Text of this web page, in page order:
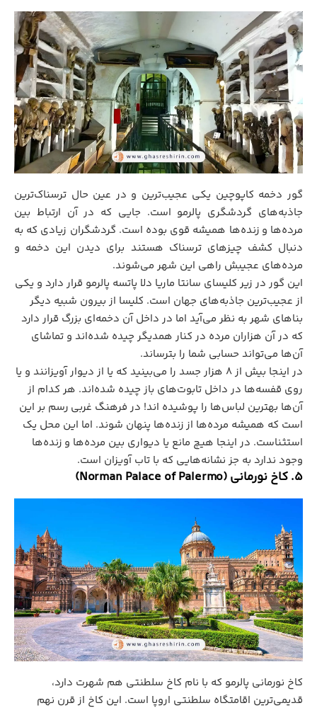
گور دخمه کاپوچین یکی عجیب‌ترین و در عین حال ترسناک‌ترین
جاذبه‌های گردشگری پالرمو است. جایی که در آن ارتباط بین
مرده‌ها و زنده‌ها همیشه قوی بوده است. گردشگران زیادی که به
دنبال کشف چیزهای ترسناک هستند برای دیدن این دخمه و
مرده‌های عجیبش راهی این شهر می‌شوند.
این گور در زیر کلیسای سانتا ماریا دلا پاتسه پالرمو قرار دارد و یکی
از عجیب‌ترین جاذبه‌های جهان است. کلیسا از بیرون شبیه دیگر
بناهای شهر به نظر می‌آید اما در داخل آن دخمه‌ای بزرگ قرار دارد
که در آن هزاران مرده در کنار همدیگر چیده شده‌اند و تماشای
آن‌ها می‌تواند حسابی شما را بترساند.
در اینجا بیش از ۸ هزار جسد را می‌بینید که یا از دیوار آویزانند و یا
روی قفسه‌ها در داخل تابوت‌های باز چیده شده‌اند. هر کدام از
آن‌ها بهترین لباس‌ها را پوشیده اند! در فرهنگ غربی رسم بر این
است که همیشه مرده‌ها از زنده‌ها پنهان شوند. اما این محل یک
استثناست. در اینجا هیچ مانع یا دیواری بین مرده‌ها و زنده‌ها
وجود ندارد به جز نشانه‌هایی که با تاب آویزان است.
5. کاخ نورمانی (Norman Palace of Palermo)
کاخ نورمانی پالرمو که با نام کاخ سلطنتی هم شهرت دارد،
قدیمی‌ترین اقامتگاه سلطنتی اروپا است. این کاخ از قرن نهم